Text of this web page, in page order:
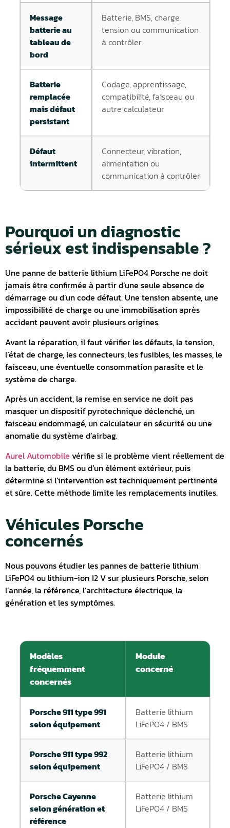
Message
batterie au
tableau de
bord
Batterie, BMS, charge,
tension ou communication
à contrôler
Batterie
remplacée
mais défaut
persistant
Codage, apprentissage,
compatibilité, faisceau ou
autre calculateur
Défaut
intermittent
Connecteur, vibration,
alimentation ou
communication à contrôler
Pourquoi un diagnostic
sérieux est indispensable ?
Une panne de batterie lithium LiFePO4 Porsche ne doit
jamais être confirmée à partir d’une seule absence de
démarrage ou d’un code défaut. Une tension absente, une
impossibilité de charge ou une immobilisation après
accident peuvent avoir plusieurs origines.
Avant la réparation, il faut vérifier les défauts, la tension,
l’état de charge, les connecteurs, les fusibles, les masses, le
faisceau, une éventuelle consommation parasite et le
système de charge.
Après un accident, la remise en service ne doit pas
masquer un dispositif pyrotechnique déclenché, un
faisceau endommagé, un calculateur en sécurité ou une
anomalie du système d’airbag.
Aurel Automobile vérifie si le problème vient réellement de
la batterie, du BMS ou d’un élément extérieur, puis
détermine si l’intervention est techniquement pertinente
et sûre. Cette méthode limite les remplacements inutiles.
Véhicules Porsche
concernés
Nous pouvons étudier les pannes de batterie lithium
LiFePO4 ou lithium-ion 12 V sur plusieurs Porsche, selon
l’année, la référence, l’architecture électrique, la
génération et les symptômes.
Modèles
fréquemment
concernés
Module
concerné
Porsche 911 type 991
selon équipement
Batterie lithium
LiFePO4 / BMS
Porsche 911 type 992
selon équipement
Batterie lithium
LiFePO4 / BMS
Porsche Cayenne
selon génération et
référence
Batterie lithium
LiFePO4 / BMS